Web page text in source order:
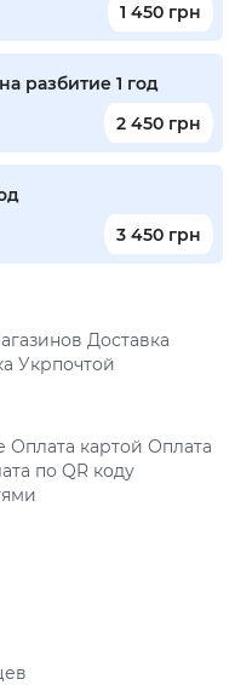
1 450 грн
разбитие 1 год
2 450 грн
3 450 грн
Доставка
Укрпочтой
картой Оплата
по QR коду